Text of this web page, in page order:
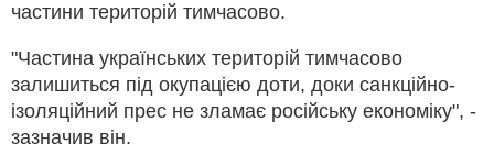
частини територій тимчасово.
"Частина українських територій тимчасово
залишиться під окупацією доти, доки санкційно-
ізоляційний прес не зламає російську економіку", -
зазначив він.